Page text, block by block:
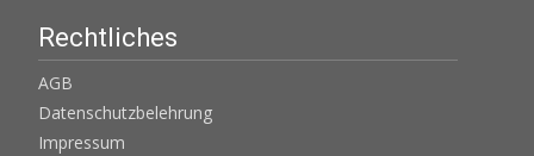
Rechtliches
AGB
Datenschutzbelehrung
Impressum